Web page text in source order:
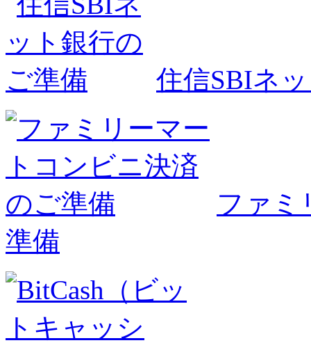
住信SBIネ
ファミ
準備